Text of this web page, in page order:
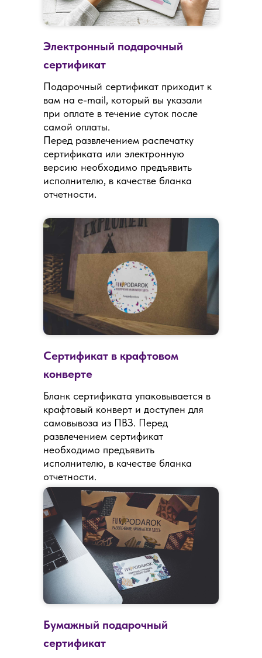
Бумажный подарочный
сертификат
Электронный подарочный
сертификат
Подарочный сертификат приходит к
вам на e-mail, который вы указали
при оплате в течение суток после
самой оплаты.
Перед развлечением распечатку
сертификата или электронную
версию необходимо предъявить
исполнителю, в качестве бланка
отчетности.
Сертификат в крафтовом
конверте
Бланк сертификата упаковывается в
крафтовый конверт и доступен для
самовывоза из ПВЗ. Перед
развлечением сертификат
необходимо предъявить
исполнителю, в качестве бланка
отчетности.